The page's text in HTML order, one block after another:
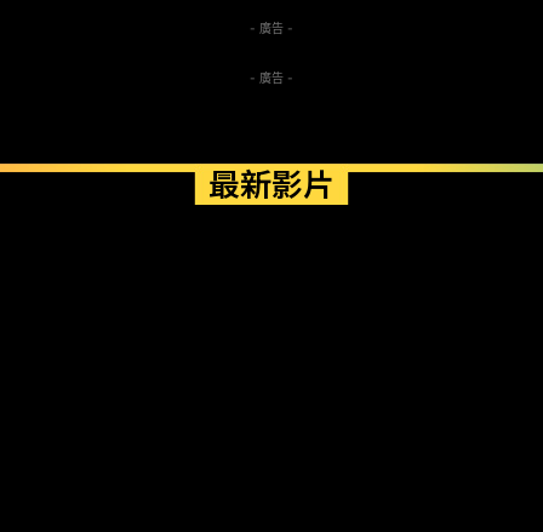
- 廣告 -
- 廣告 -
最新影片